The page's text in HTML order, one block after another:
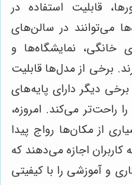
قابلیت استفاده در
می‌توانند در سالن‌های
خانگی، نمایشگاه‌ها و
برخی از مدل‌ها قابلیت
دیگر دارای پایه‌های
راحت‌تر می‌کند. امروزه،
از مکان‌ها رواج پیدا
اجازه می‌دهند که
و آموزشی را با کیفیتی